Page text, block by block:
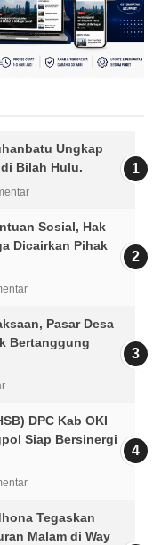
Ungkap
Bilah Hulu.
Sosial, Hak
Dicairkan Pihak
Pasar Desa
Bertanggung
DPC Kab OKI
Siap Bersinergi
Tegaskan
Malam di Way